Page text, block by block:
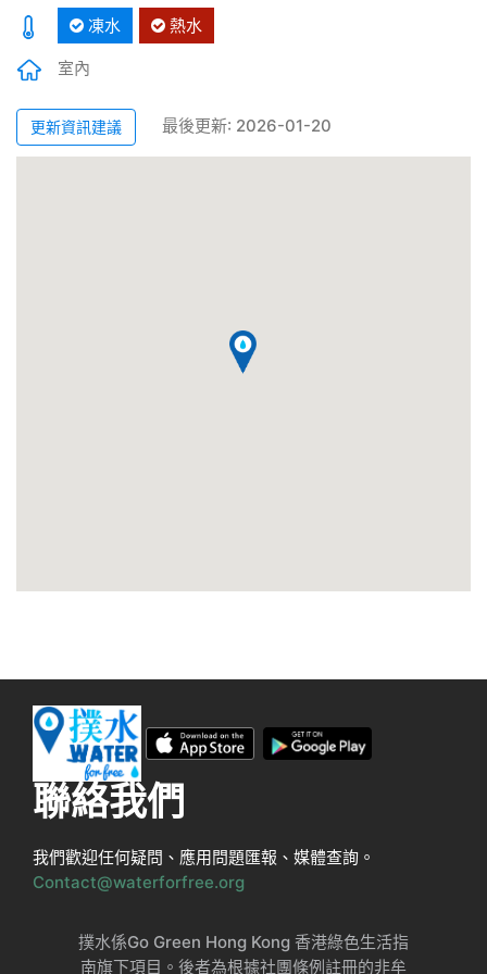
凍水 熱水
室內
更新資訊建議 最後更新: 2026-01-20
聯絡我們
我們歡迎任何疑問、應用問題匯報、媒體查詢。
Contact@waterforfree.org
撲水係Go Green Hong Kong 香港綠色生活指
南旗下項目。後者為根據社團條例註冊的非牟